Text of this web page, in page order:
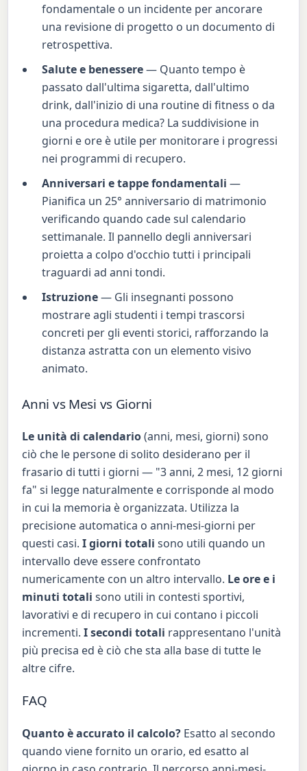
fondamentale o un incidente per ancorare
una revisione di progetto o un documento di
retrospettiva.
Salute e benessere— Quanto tempo è
passato dall'ultima sigaretta, dall'ultimo
drink, dall'inizio di una routine di fitness o da
una procedura medica? La suddivisione in
giorni e ore è utile per monitorare i progressi
nei programmi di recupero.
Anniversari e tappe fondamentali —
Pianifica un 25° anniversario di matrimonio
verificando quando cade sul calendario
settimanale. Il pannello degli anniversari
proietta a colpo d'occhio tutti i principali
traguardi ad anni tondi.
Istruzione— Gli insegnanti possono
mostrare agli studenti i tempi trascorsi
concreti per gli eventi storici, rafforzando la
distanza astratta con un elemento visivo
animato.
Anni vs Mesi vs Giorni
Le unità di calendario(anni, mesi, giorni) sono
ciò che le persone di solito desiderano per il
frasario di tutti i giorni — "3 anni, 2 mesi, 12 giorni
fa" si legge naturalmente e corrisponde al modo
in cui la memoria è organizzata. Utilizza la
precisione automatica o anni-mesi-giorni per
questi casi.I giorni totali sono utili quando un
intervallo deve essere confrontato
numericamente con un altro intervallo. Le ore e i
minuti totali sono utili in contesti sportivi,
lavorativi e di recupero in cui contano i piccoli
incrementi.I secondi totali rappresentano l'unità
più precisa ed è ciò che sta alla base di tutte le
altre cifre.
FAQ
Quanto è accurato il calcolo? Esatto al secondo
quando viene fornito un orario, ed esatto al